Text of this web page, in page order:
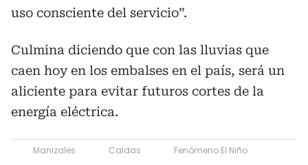
uso consciente del servicio”.
Culmina diciendo que con las lluvias que
caen hoy en los embalses en el país, será un
aliciente para evitar futuros cortes de la
energía eléctrica.
Manizales Caldas
Fenómeno El Niño